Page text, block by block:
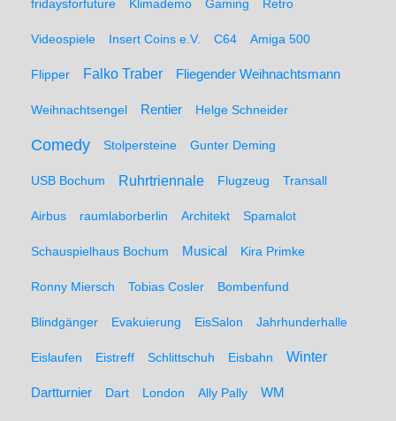
fridaysforfuture Klimademo Gaming Retro
Videospiele Insert Coins e.V. C64 Amiga 500
Flipper Falko Traber Fliegender Weihnachtsmann
Weihnachtsengel Rentier Helge Schneider
Comedy Stolpersteine Gunter Deming
USB Bochum Ruhrtriennale Flugzeug Transall
Airbus raumlaborberlin Architekt Spamalot
Schauspielhaus Bochum Musical Kira Primke
Ronny Miersch Tobias Cosler Bombenfund
Blindgänger Evakuierung EisSalon Jahrhunderhalle
Eislaufen Eistreff Schlittschuh Eisbahn Winter
Dartturnier Dart London Ally Pally WM